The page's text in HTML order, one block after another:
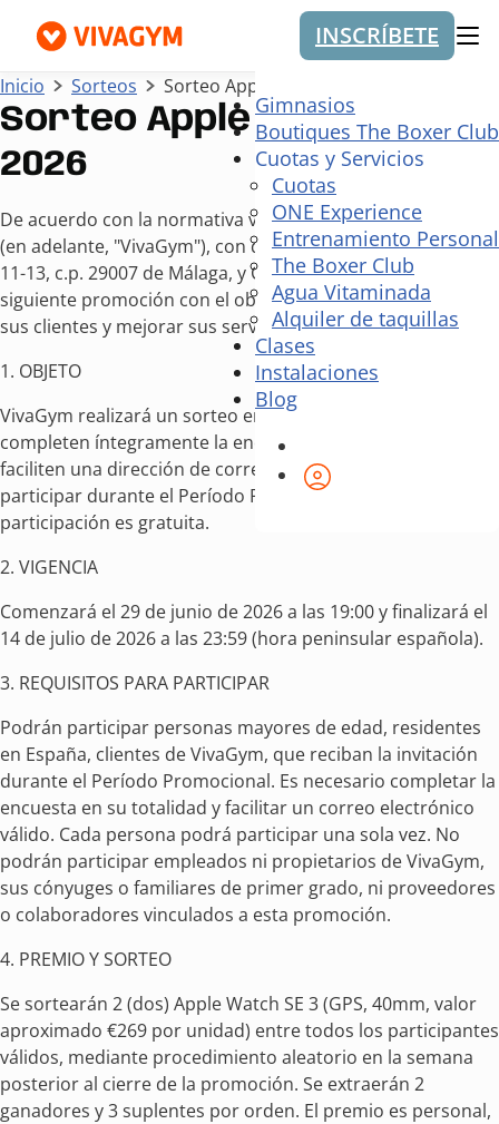
INSCRÍBETE
Gimnasios
Boutiques The Boxer Club
Cuotas y Servicios
Cuotas
ONE Experience
Entrenamiento Personal
The Boxer Club
Agua Vitaminada
Alquiler de taquillas
Clases
Instalaciones
Blog
Inicio Sorteos Sorteo Apple Watch Junio 2026
Sorteo Apple Watch Junio
2026
De acuerdo con la normativa vigente, EL GYM IBERIA, S.L.U.
(en adelante, "VivaGym"), con domicilio en calle Ríos Rosas,
11-13, c.p. 29007 de Málaga, y C.I.F. B-85924132, celebra la
siguiente promoción con el objeto de recoger la opinión de
sus clientes y mejorar sus servicios.
1. OBJETO
VivaGym realizará un sorteo entre todas las personas que
completen íntegramente la encuesta de satisfacción y
faciliten una dirección de correo electrónico válida para
participar durante el Período Promocional. La
participación es gratuita.
2. VIGENCIA
Comenzará el 29 de junio de 2026 a las 19:00 y finalizará el
14 de julio de 2026 a las 23:59 (hora peninsular española).
3. REQUISITOS PARA PARTICIPAR
Podrán participar personas mayores de edad, residentes
en España, clientes de VivaGym, que reciban la invitación
durante el Período Promocional. Es necesario completar la
encuesta en su totalidad y facilitar un correo electrónico
válido. Cada persona podrá participar una sola vez. No
podrán participar empleados ni propietarios de VivaGym,
sus cónyuges o familiares de primer grado, ni proveedores
o colaboradores vinculados a esta promoción.
4. PREMIO Y SORTEO
Se sortearán 2 (dos) Apple Watch SE 3 (GPS, 40mm, valor
aproximado €269 por unidad) entre todos los participantes
válidos, mediante procedimiento aleatorio en la semana
posterior al cierre de la promoción. Se extraerán 2
ganadores y 3 suplentes por orden. El premio es personal,